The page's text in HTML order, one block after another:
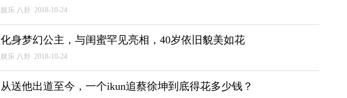
娱乐 八卦 2018-10-24
化身梦幻公主，与闺蜜罕见亮相，40岁依旧貌美如花
娱乐 八卦 2018-10-24
从送他出道至今，一个ikun追蔡徐坤到底得花多少钱？